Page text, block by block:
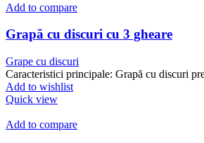
Add to compare
Grapă cu discuri cu 3 gheare
Grape cu discuri
Caracteristici principale: Grapă cu discuri
Add to wishlist
Quick view
Add to compare